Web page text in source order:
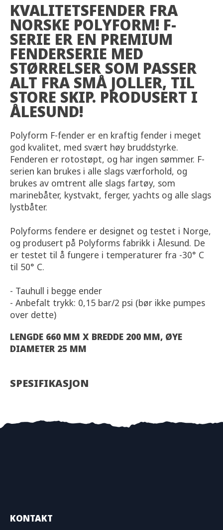
KVALITETSFENDER FRA
NORSKE POLYFORM! F-
SERIE ER EN PREMIUM
FENDERSERIE MED
STØRRELSER SOM PASSER
ALT FRA SMÅ JOLLER, TIL
STORE SKIP. PRODUSERT I
ÅLESUND!
Polyform F-fender er en kraftig fender i meget
god kvalitet, med svært høy bruddstyrke.
Fenderen er rotostøpt, og har ingen sømmer. F-
serien kan brukes i alle slags værforhold, og
brukes av omtrent alle slags fartøy, som
marinebåter, kystvakt, ferger, yachts og alle slags
lystbåter.
Polyforms fendere er designet og testet i Norge,
og produsert på Polyforms fabrikk i Ålesund. De
er testet til å fungere i temperaturer fra -30° C
til 50° C.
- Tauhull i begge ender
- Anbefalt trykk: 0,15 bar/2 psi (bør ikke pumpes
over dette)
LENGDE 660 MM X BREDDE 200 MM, ØYE
DIAMETER 25 MM
SPESIFIKASJON
KONTAKT